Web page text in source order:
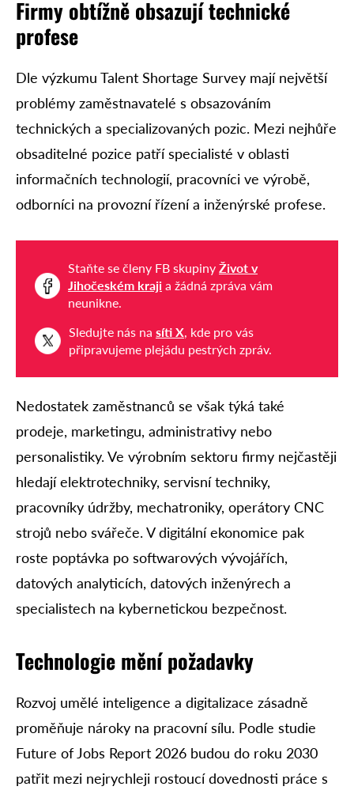
Firmy obtížně obsazují technické
profese
Dle výzkumu Talent Shortage Survey mají největší
problémy zaměstnavatelé s obsazováním
technických a specializovaných pozic. Mezi nejhůře
obsaditelné pozice patří specialisté v oblasti
informačních technologií, pracovníci ve výrobě,
odborníci na provozní řízení a inženýrské profese.
Staňte se členy FB skupiny Život v
Jihočeském kraji a žádná zpráva vám
neunikne.
Sledujte nás na síti X, kde pro vás
připravujeme plejádu pestrých zpráv.
Nedostatek zaměstnanců se však týká také
prodeje, marketingu, administrativy nebo
personalistiky. Ve výrobním sektoru firmy nejčastěji
hledají elektrotechniky, servisní techniky,
pracovníky údržby, mechatroniky, operátory CNC
strojů nebo svářeče. V digitální ekonomice pak
roste poptávka po softwarových vývojářích,
datových analyticích, datových inženýrech a
specialistech na kybernetickou bezpečnost.
Technologie mění požadavky
Rozvoj umělé inteligence a digitalizace zásadně
proměňuje nároky na pracovní sílu. Podle studie
Future of Jobs Report 2026 budou do roku 2030
patřit mezi nejrychleji rostoucí dovednosti práce s